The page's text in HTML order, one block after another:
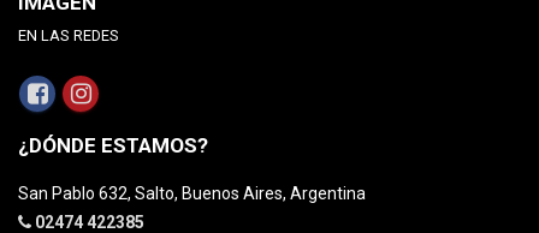
EN LAS REDES
¿DÓNDE ESTAMOS?
San Pablo 632, Salto, Buenos Aires, Argentina
02474 422385